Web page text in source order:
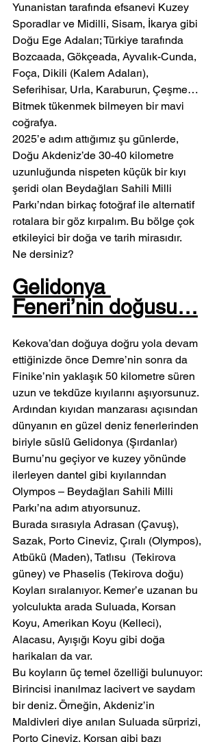
Yunanistan tarafında efsanevi Kuzey
Sporadlar ve Midilli, Sisam, İkarya gibi
Doğu Ege Adaları; Türkiye tarafında
Bozcaada, Gökçeada, Ayvalık-Cunda,
Foça, Dikili (Kalem Adaları),
Seferihisar, Urla, Karaburun, Çeşme…
Bitmek tükenmek bilmeyen bir mavi
coğrafya.
2025’e adım attığımız şu günlerde,
Doğu Akdeniz’de 30-40 kilometre
uzunluğunda nispeten küçük bir kıyı
şeridi olan Beydağları Sahili Milli
Parkı’ndan birkaç fotoğraf ile alternatif
rotalara bir göz kırpalım. Bu bölge çok
etkileyici bir doğa ve tarih mirasıdır.
Ne dersiniz?
Gelidonya
Feneri’nin doğusu…
Kekova’dan doğuya doğru yola devam
ettiğinizde önce Demre’nin sonra da
Finike’nin yaklaşık 50 kilometre süren
uzun ve tekdüze kıyılarını aşıyorsunuz.
Ardından kıyıdan manzarası açısından
dünyanın en güzel deniz fenerlerinden
biriyle süslü Gelidonya (Şırdanlar)
Burnu’nu geçiyor ve kuzey yönünde
ilerleyen dantel gibi kıyılarından
Olympos – Beydağları Sahili Milli
Parkı’na adım atıyorsunuz.
Burada sırasıyla Adrasan (Çavuş),
Sazak, Porto Cineviz, Çıralı (Olympos),
Atbükü (Maden), Tatlısu  (Tekirova
güney) ve Phaselis (Tekirova doğu)
Koyları sıralanıyor. Kemer’e uzanan bu
yolculukta arada Suluada, Korsan
Koyu, Amerikan Koyu (Kelleci),
Alacasu, Ayışığı Koyu gibi doğa
harikaları da var.
Bu koyların üç temel özelliği bulunuyor:
Birincisi inanılmaz lacivert ve saydam
bir deniz. Örneğin, Akdeniz’in
Maldivleri diye anılan Suluada sürprizi,
Porto Cineviz, Korsan gibi bazı